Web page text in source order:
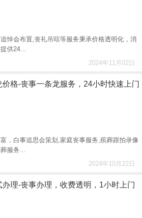
悼会布置,丧礼吊唁等服务秉承价格透明化，消
供24...
2024年11月02日
格-丧事一条龙服务，24小时快速上门
，白事追思会策划,家庭丧事服务,殡葬跟拍录像
服务...
2024年10月22日
理-丧事办理，收费透明，1小时上门